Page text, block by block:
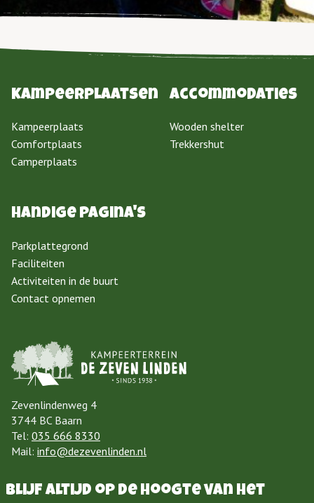
Kampeerplaatsen
Kampeerplaats
Comfortplaats
Camperplaats
Accommodaties
Wooden shelter
Trekkershut
Handige pagina's
Parkplattegrond
Faciliteiten
Activiteiten in de buurt
Contact opnemen
Zevenlindenweg 4
3744 BC Baarn
Tel: 035 666 8330
Mail: info@dezevenlinden.nl
Blijf altijd op de hoogte van het